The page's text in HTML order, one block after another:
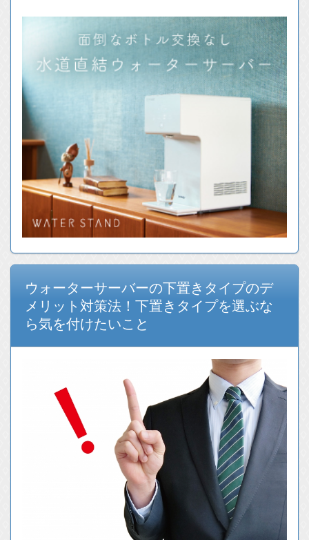
ウォーターサーバーの下置きタイプのデ
メリット対策法！下置きタイプを選ぶな
ら気を付けたいこと